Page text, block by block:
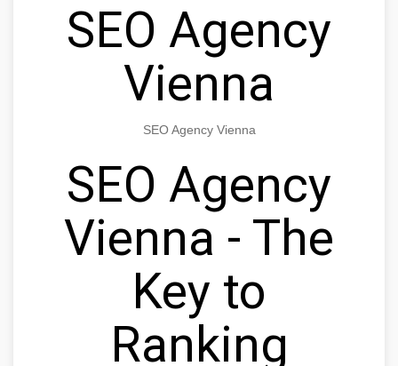
SEO Agency
Vienna
SEO Agency Vienna
SEO Agency
Vienna - The
Key to
Ranking